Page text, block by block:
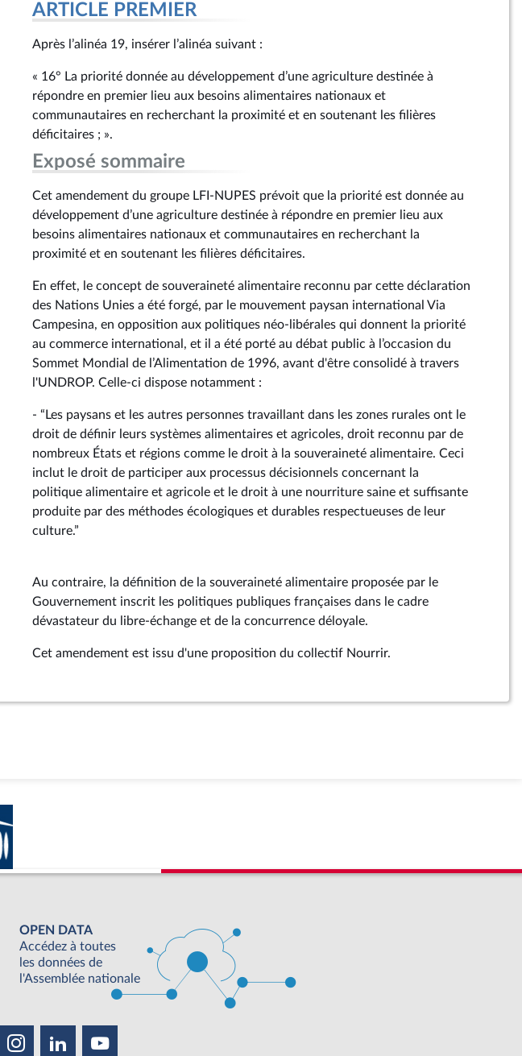
ARTICLE PREMIER
Après l’alinéa 19, insérer l’alinéa suivant :
« 16° La priorité donnée au développement d’une agriculture destinée à
répondre en premier lieu aux besoins alimentaires nationaux et
communautaires en recherchant la proximité et en soutenant les filières
déficitaires ; ».
Exposé sommaire
Cet amendement du groupe LFI-NUPES prévoit que la priorité est donnée au
développement d’une agriculture destinée à répondre en premier lieu aux
besoins alimentaires nationaux et communautaires en recherchant la
proximité et en soutenant les filières déficitaires.
En effet, le concept de souveraineté alimentaire reconnu par cette déclaration
des Nations Unies a été forgé, par le mouvement paysan international Via
Campesina, en opposition aux politiques néo-libérales qui donnent la priorité
au commerce international, et il a été porté au débat public à l’occasion du
Sommet Mondial de l’Alimentation de 1996, avant d'être consolidé à travers
l'UNDROP. Celle-ci dispose notamment :
- “Les paysans et les autres personnes travaillant dans les zones rurales ont le
droit de définir leurs systèmes alimentaires et agricoles, droit reconnu par de
nombreux États et régions comme le droit à la souveraineté alimentaire. Ceci
inclut le droit de participer aux processus décisionnels concernant la
politique alimentaire et agricole et le droit à une nourriture saine et suffisante
produite par des méthodes écologiques et durables respectueuses de leur
culture.”
Au contraire, la définition de la souveraineté alimentaire proposée par le
Gouvernement inscrit les politiques publiques françaises dans le cadre
dévastateur du libre-échange et de la concurrence déloyale.
Cet amendement est issu d'une proposition du collectif Nourrir.
OPEN DATA
Accédez à toutes
les données de
l'Assemblée nationale